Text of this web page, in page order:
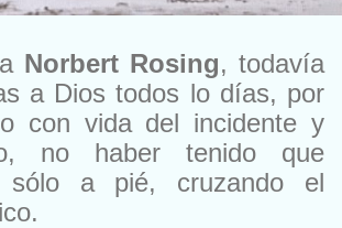
Norbert Rosing, todavía
a Dios todos lo días, por
con vida del incidente y
no haber tenido que
sólo a pié, cruzando el